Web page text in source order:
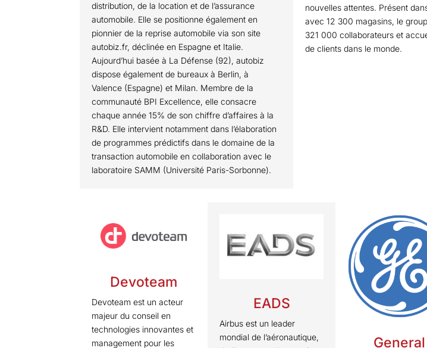
distribution, de la location et de l’assurance
automobile. Elle se positionne également en
pionnier de la reprise automobile via son site
autobiz.fr, déclinée en Espagne et Italie.
Aujourd’hui basée à La Défense (92), autobiz
dispose également de bureaux à Berlin, à
Valence (Espagne) et Milan. Membre de la
communauté BPI Excellence, elle consacre
chaque année 15% de son chiffre d’affaires à la
R&D. Elle intervient notamment dans l’élaboration
de programmes prédictifs dans le domaine de la
transaction automobile en collaboration avec le
laboratoire SAMM (Université Paris-Sorbonne).
nouvelles attentes. Présent
avec 12 300 magasins, le
321 000 collaborateurs et
de clients dans le monde.
Devoteam
Devoteam est un acteur
majeur du conseil en
technologies innovantes et
management pour les
EADS
Airbus est un leader
mondial de l’aéronautique,
General